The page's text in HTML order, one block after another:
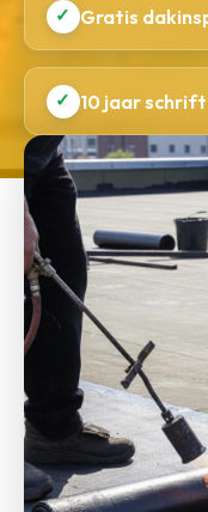
✓ Gratis
✓ 10 jaar